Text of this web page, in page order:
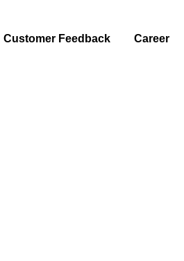
Customer Feedback Career